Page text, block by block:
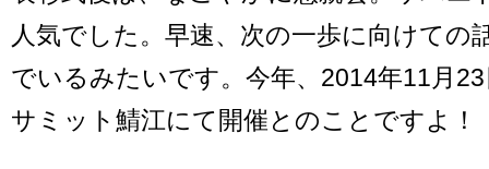
人気でした。早速、次の一歩に向けての
でいるみたいです。今年、2014年11月
サミット鯖江にて開催とのことですよ！